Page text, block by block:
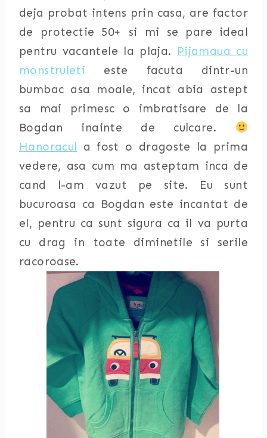
deja probat intens prin casa, are factor
de protectie 50+ si mi se pare ideal
pentru vacantele la plaja. Pijamaua cu
monstruleti este facuta dintr-un
bumbac asa moale, incat abia astept
sa mai primesc o imbratisare de la
Bogdan inainte de culcare.
Hanoracul a fost o dragoste la prima
vedere, asa cum ma asteptam inca de
cand l-am vazut pe site. Eu sunt
bucuroasa ca Bogdan este incantat de
el, pentru ca sunt sigura ca il va purta
cu drag in toate diminetile si serile
racoroase.